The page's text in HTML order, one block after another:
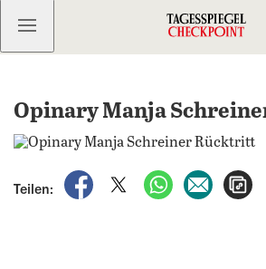
Kostenlos anmelden
Opinary Manja
Teilen:
auf Facebook teilen
auf X teilenper WhatsApp
per E-